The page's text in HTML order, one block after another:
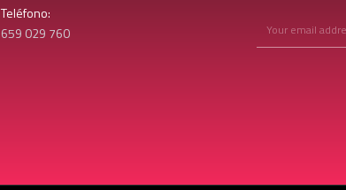
Teléfono:
659 029 760